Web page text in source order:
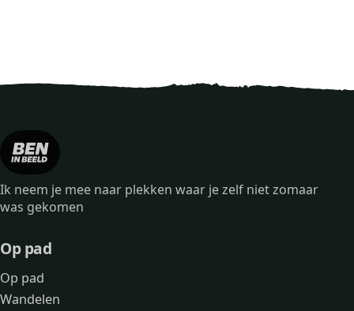
Ik neem je mee naar plekken waar je zelf niet zomaar
was gekomen
Op pad
Op pad
Wandelen